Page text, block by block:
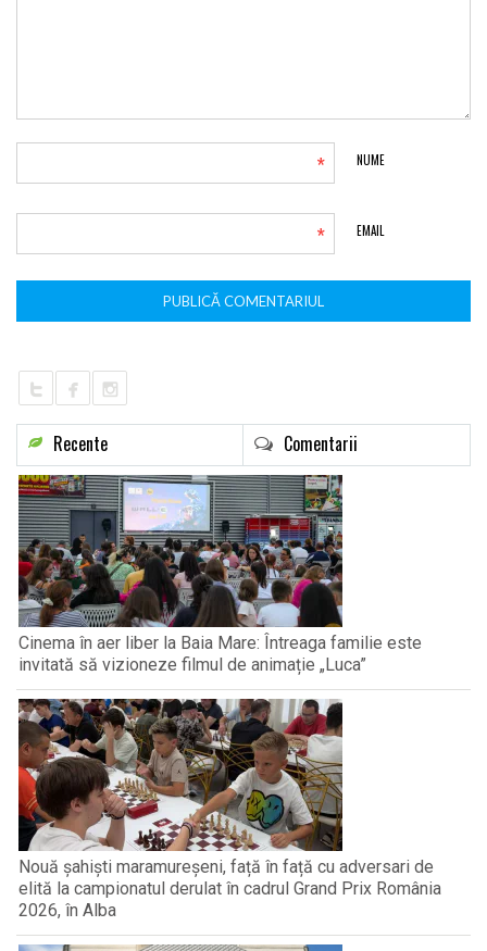
NUME
*
EMAIL
*
Recente Comentarii
Cinema în aer liber la Baia Mare: Întreaga familie este
invitată să vizioneze filmul de animație „Luca”
Nouă șahiști maramureșeni, față în față cu adversari de
elită la campionatul derulat în cadrul Grand Prix România
2026, în Alba